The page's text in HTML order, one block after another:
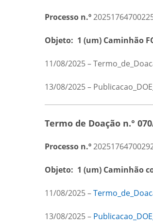
Processo n.º
Objeto: 1 (um) Caminhão
11/08/2025 –
13/08/2025 –
Termo de Doação n.°
Processo n.º
Objeto: 1 (um) Caminhão
11/08/2025 –
13/08/2025 –